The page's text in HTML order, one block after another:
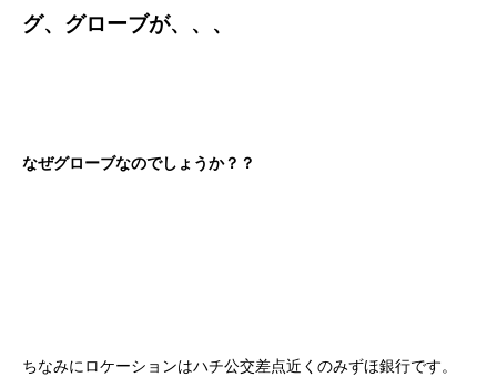
グ、グローブが、、、
なぜグローブなのでしょうか？？
ちなみにロケーションはハチ公交差点近くのみずほ銀行です。